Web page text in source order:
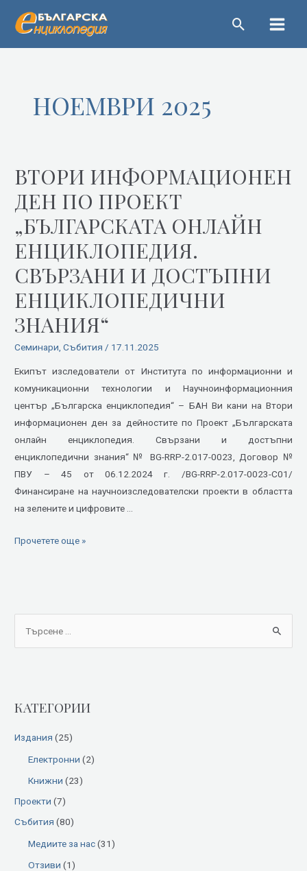
НОЕМВРИ 2025
ВТОРИ ИНФОРМАЦИОНЕН
ДЕН ПО ПРОЕКТ
„БЪЛГАРСКАТА ОНЛАЙН
ЕНЦИКЛОПЕДИЯ.
СВЪРЗАНИ И ДОСТЪПНИ
ЕНЦИКЛОПЕДИЧНИ
ЗНАНИЯ“
Семинари ,Събития / 17.11.2025
Екипът изследователи от Института по информационни и
комуникационни технологии и Научноинформационния
център „Българска енциклопедия“ – БАН Ви кани на Втори
информационен ден за дейностите по Проект „Българската
онлайн енциклопедия. Свързани и достъпни
енциклопедични знания“ № BG-RRP-2.017-0023, Договор №
ПВУ – 45 от 06.12.2024 г. /BG-RRP-2.017-0023-C01/
Финансиране на научноизследователски проекти в областта
на зелените и цифровите …
Втори
информационен
ден
по
проект
„Българската
онлайн
Свързани
и
достъпни
знания“
Прочетете още »
c
:
КАТЕГОРИИ
Издания (25)
Електронни (2)
Книжни (23)
Проекти (7)
Събития (80)
Медиите за нас(31)
Отзиви (1)